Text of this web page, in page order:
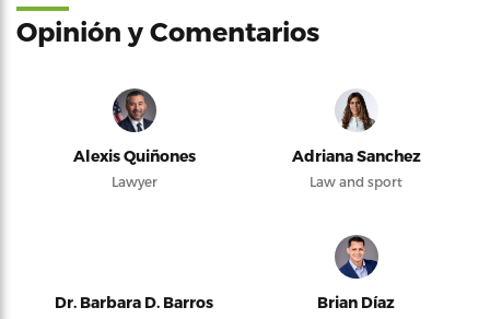
Opinión y Comentarios
Alexis Quiñones
Lawyer
Adriana Sanchez
Law and sport
Dr. Barbara D. Barros Brian Díaz